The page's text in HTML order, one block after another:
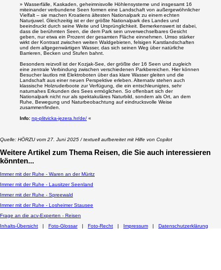
» Wasserfälle, Kaskaden, geheimnisvolle Höhlensysteme und insgesamt 16
miteinander verbundene Seen formen eine Landschaft von außergewöhnlicher
Vielfalt – sie machen Kroatiens ältesten Nationalpark zu einem echten
Naturjuwel. Gleichzeitig ist er der größte Nationalpark des Landes und
beeindruckt durch seine Weite und Ursprünglichkeit. Bemerkenswert ist dabei,
dass die berühmten Seen, die dem Park sein unverwechselbares Gesicht
geben, nur etwa ein Prozent der gesamten Fläche einnehmen. Umso stärker
wirkt der Kontrast zwischen weiten Waldgebieten, felsigen Karstlandschaften
und dem allgegenwärtigen Wasser, das sich seinen Weg über natürliche
Barrieren, Becken und Stufen bahnt.
Besonders reizvoll ist der Kozjak-See, der größte der 16 Seen und zugleich
eine zentrale Verbindung zwischen verschiedenen Parkbereichen. Hier können
Besucher lautlos mit Elektroboten über das klare Wasser gleiten und die
Landschaft aus einer neuen Perspektive erleben. Alternativ stehen auch
klassische Holzruderboote zur Verfügung, die ein entschleunigtes, sehr
naturnahes Erkunden des Sees ermöglichen. So offenbart sich der
Nationalpark nicht nur als spektakuläres Naturbild, sondern als Ort, an dem
Ruhe, Bewegung und Naturbeobachtung auf eindrucksvolle Weise
zusammenfinden.
Info: np-plitvicka-jezera.hr/de/ «
Quelle: HÖRZU vom 27. Juni 2025 / textuell aufbereitet mit Hilfe von Copilot
Weitere Artikel zum Thema Reisen, die Sie auch interessieren
könnten...
Immer mit der Ruhe - Waren an der Müritz
Immer mit der Ruhe - Lausitzer Seenland
Immer mit der Ruhe - Spreewald
Immer mit der Ruhe - Losheimer Stausee
Frage an die acv-Experten - Reisen
Inhalts-Übersicht | Foto-Glossar| Foto-Recht | Impressum | Datenschutzerklärung